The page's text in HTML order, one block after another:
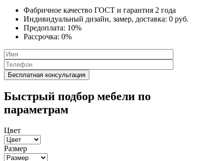
Фабричное качество ГОСТ и гарантия 2 года
Индивидуальный дизайн, замер, доставка: 0 руб.
Предоплата: 10%
Рассрочка: 0%
Быстрый подбор мебели по
параметрам
Цвет
Размер